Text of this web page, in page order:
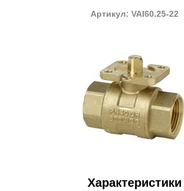
Артикул: VAI60.25-22
Характеристики